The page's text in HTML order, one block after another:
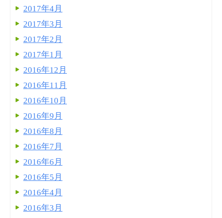
2017年4月
2017年3月
2017年2月
2017年1月
2016年12月
2016年11月
2016年10月
2016年9月
2016年8月
2016年7月
2016年6月
2016年5月
2016年4月
2016年3月